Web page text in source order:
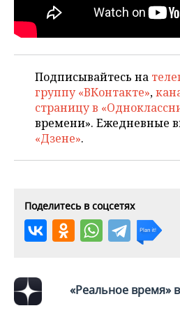
Подписывайтесь на
группу «ВКонтакте»,
страницу в
времени». Ежедневные
«Дзене».
Поделитесь в соцсетях
«Реальное время»